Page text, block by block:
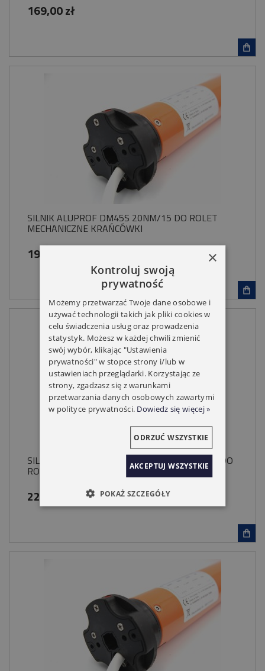
169,00 zł
SILNIK ALUPROF DM45S 20NM/15 DO ROLET
MECHANICZNE KRAŃCÓWKI
199,00 zł
SILNIK ALUPROF DM 45 SD 10NM/15 KRÓTKI DO
ROLET MECHANICZNE KRAŃCÓWKI
229,00 zł
×
Kontroluj swoją
prywatność
Możemy przetwarzać Twoje dane osobowe i
używać technologii takich jak pliki cookies w
celu świadczenia usług oraz prowadzenia
statystyk. Możesz w każdej chwili zmienić
swój wybór, klikając "Ustawienia
prywatności" w stopce strony i/lub w
ustawieniach przeglądarki. Korzystając ze
strony, zgadzasz się z warunkami
przetwarzania danych osobowych zawartymi
w polityce prywatności. Dowiedz się więcej »
AKCEPTUJ WSZYSTKIE
ODRZUĆ WSZYSTKIE
POKAŻ SZCZEGÓŁY